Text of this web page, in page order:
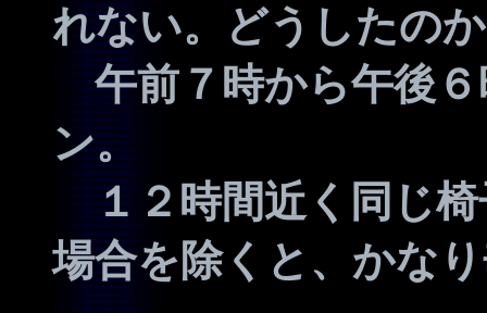
れない。どうしたの
午前７時から午後
ン。
１２時間近く同じ
場合を除くと、かな